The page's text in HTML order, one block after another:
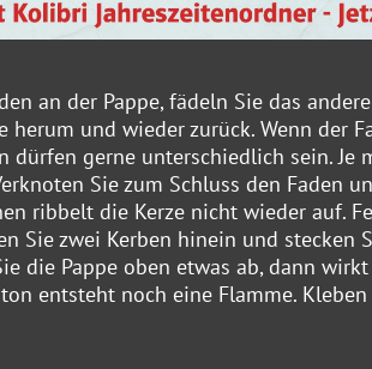
an der Pappe, fädeln Sie das
und wieder zurück. Wenn der
dürfen gerne unterschiedlich sein. Je
Sie zum Schluss den Faden
ribbelt die Kerze nicht wieder auf.
Sie zwei Kerben hinein und stecken
die Pappe oben etwas ab, dann
entsteht noch eine Flamme.